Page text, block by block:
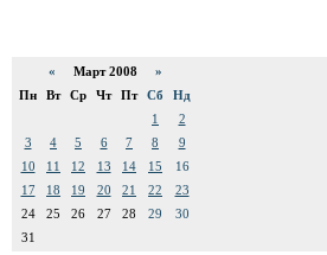
« Март 2008 »
Пн
Вт Ср Чт Пт Сб
Нд
1
2
3
4 5 6 7 8
9
10
11 12 13 14 15
16
17
18 19 20 21 22
23
24
25 26 27 28 29
30
31